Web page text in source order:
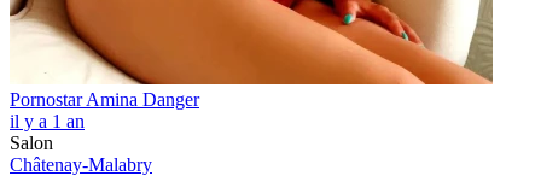
Pornostar Amina Danger
il y a 1 an
Salon
Châtenay-Malabry